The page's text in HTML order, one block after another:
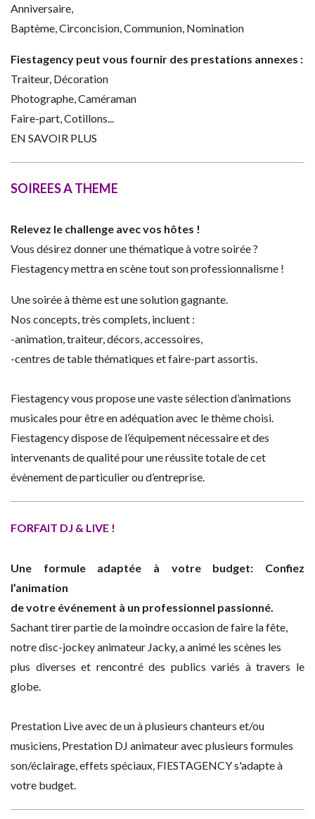
Anniversaire,
Baptème, Circoncision, Communion, Nomination
Fiestagency peut vous fournir des prestations annexes :
Traiteur, Décoration
Photographe, Caméraman
Faire-part, Cotillons...
EN SAVOIR PLUS
SOIREES A THEME
Relevez le challenge avec vos hôtes !
Vous désirez donner une thématique à votre soirée ?
Fiestagency mettra en scène tout son professionnalisme !
Une soirée à thème est une solution gagnante.
Nos concepts, très complets, incluent :
-animation, traiteur, décors, accessoires,
-centres de table thématiques et faire-part assortis.
Fiestagency vous propose une vaste sélection d’animations
musicales pour être en adéquation avec le thème choisi.
Fiestagency dispose de l’équipement nécessaire et des
intervenants de qualité pour une réussite totale de cet
évènement de particulier ou d’entreprise.
FORFAIT DJ & LIVE !
Une formule adaptée à votre budget: Confiez
l’animation
de votre événement à un professionnel passionné.
Sachant tirer partie de la moindre occasion de faire la fête,
notre disc-jockey animateur Jacky, a animé les scènes les
plus diverses et rencontré des publics variés à travers le
globe.
Prestation Live avec de un à plusieurs chanteurs et/ou
musiciens, Prestation DJ animateur avec plusieurs formules
son/éclairage, effets spéciaux, FIESTAGENCY s'adapte à
votre budget.